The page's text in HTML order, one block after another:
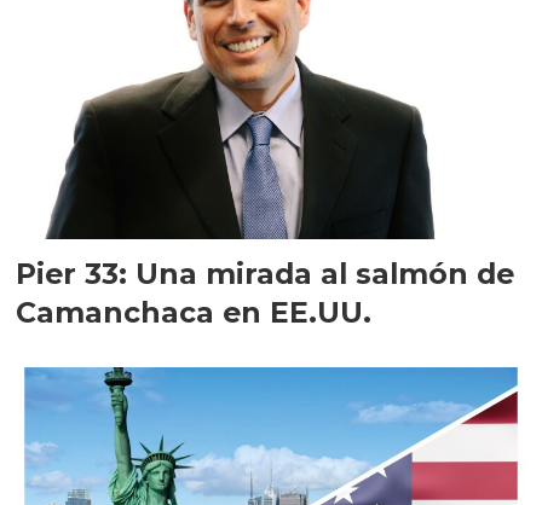
Pier 33: Una mirada al salmón de
Camanchaca en EE.UU.